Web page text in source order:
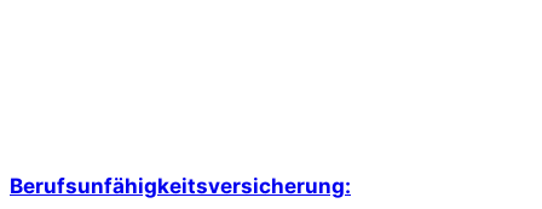
Berufsunfähigkeitsversicherung: